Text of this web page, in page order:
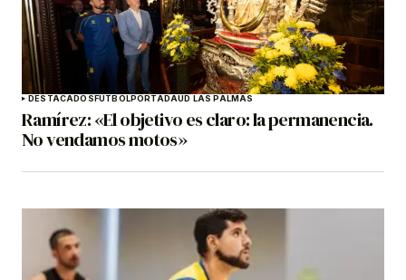
DESTACADOSFÚTBOLPORTADAUD LAS PALMAS
Ramírez: «El objetivo es claro: la permanencia.
No vendamos motos»